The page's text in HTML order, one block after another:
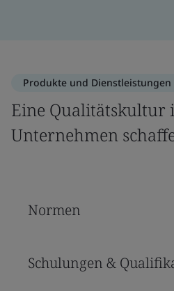
Produkte und Dienstleistungen
Eine Qualitätskultur
Unternehmen
Normen
Schulungen &